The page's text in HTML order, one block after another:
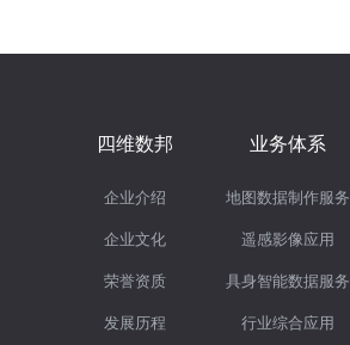
四维数邦
企业介绍
企业文化
荣誉资质
发展历程
业务体系
地图数据制作服务
遥感影像应用
具身智能数据服务
行业综合应用